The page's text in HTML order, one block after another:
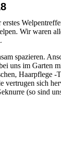
Wir waren
spazieren.
uns im Garten
Haarpflege -
vertrugen sich
(so sind